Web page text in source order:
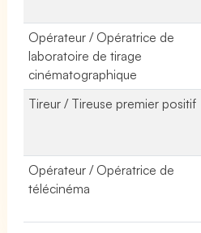
Opérateur / Opératrice de
laboratoire de tirage
cinématographique
Tireur / Tireuse premier positif
Opérateur / Opératrice de
télécinéma